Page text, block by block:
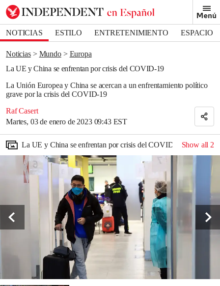
Menú
NOTICIAS ESTILO ENTRETENIMIENTO
ESPACIO
DEPORTES
Noticias Mundo
Europa
La UE y China se enfrentan por crisis del COVID-19
La Unión Europea y China se acercan a un enfrentamiento político
grave por la crisis del COVID-19
Raf Casert
Martes, 03 de enero de 2023 09:43 EST
Bookmark popover
Removed from bookmarks
Close popover
La UE y China se enfrentan por crisis del COVID-19Show all 2